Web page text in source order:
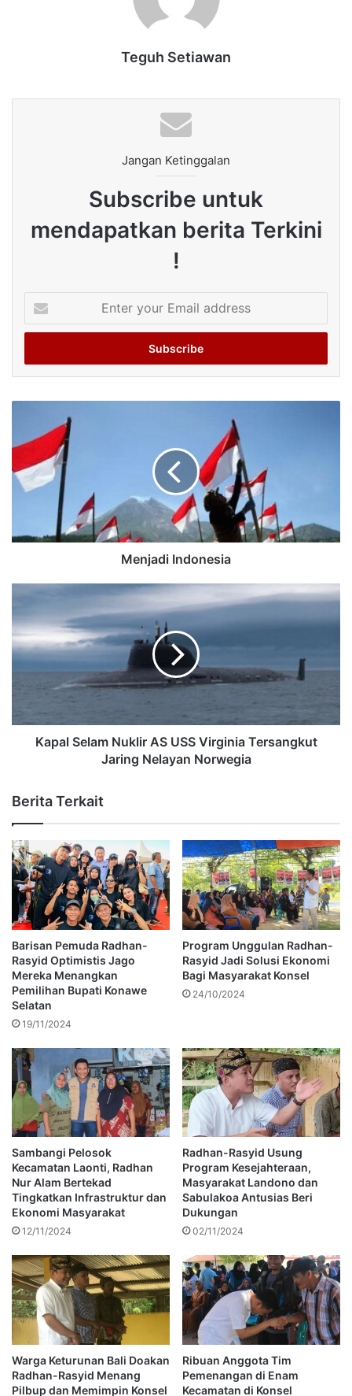
Teguh Setiawan
Jangan Ketinggalan
Subscribe untuk
mendapatkan berita Terkini
!
your
Email
Menjadi Indonesia
Kapal Selam Nuklir AS USS Virginia Tersangkut
Jaring Nelayan Norwegia
Berita Terkait
Barisan Pemuda Radhan-
Rasyid Optimistis Jago
Mereka Menangkan
Pemilihan Bupati Konawe
Selatan
19/11/2024
Program Unggulan Radhan-
Rasyid Jadi Solusi Ekonomi
Bagi Masyarakat Konsel
24/10/2024
Sambangi Pelosok
Kecamatan Laonti, Radhan
Nur Alam Bertekad
Tingkatkan Infrastruktur dan
Ekonomi Masyarakat
12/11/2024
Radhan-Rasyid Usung
Program Kesejahteraan,
Masyarakat Landono dan
Sabulakoa Antusias Beri
Dukungan
02/11/2024
Warga Keturunan Bali Doakan
Radhan-Rasyid Menang
Pilbup dan Memimpin Konsel
Ribuan Anggota Tim
Pemenangan di Enam
Kecamatan di Konsel